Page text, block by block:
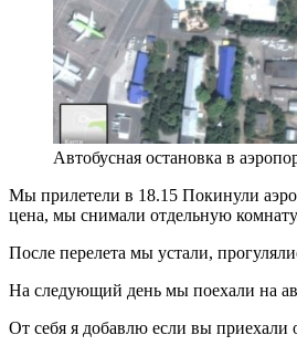
Автобусная остановка в
Мы прилетели в 18.15 Покинули
цена, мы снимали отдельную
После перелета мы устали,
На следующий день мы поехали на
От себя я добавлю если вы приехали